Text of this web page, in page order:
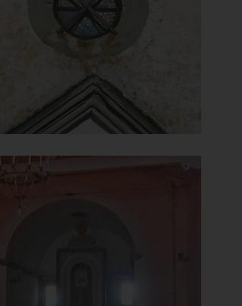
[
per ingrandire
Madonna del